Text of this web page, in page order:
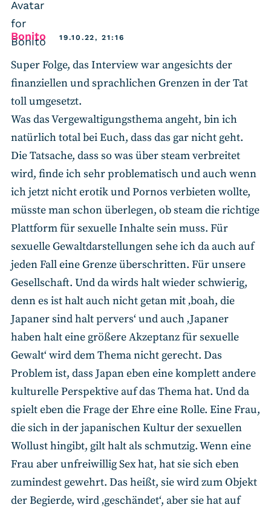
Bonito says:19.10.22, 21:16
Super Folge, das Interview war angesichts der
finanziellen und sprachlichen Grenzen in der Tat
toll umgesetzt.
Was das Vergewaltigungsthema angeht, bin ich
natürlich total bei Euch, dass das gar nicht geht.
Die Tatsache, dass so was über steam verbreitet
wird, finde ich sehr problematisch und auch wenn
ich jetzt nicht erotik und Pornos verbieten wollte,
müsste man schon überlegen, ob steam die richtige
Plattform für sexuelle Inhalte sein muss. Für
sexuelle Gewaltdarstellungen sehe ich da auch auf
jeden Fall eine Grenze überschritten. Für unsere
Gesellschaft. Und da wirds halt wieder schwierig,
denn es ist halt auch nicht getan mit ‚boah, die
Japaner sind halt pervers‘ und auch ‚Japaner
haben halt eine größere Akzeptanz für sexuelle
Gewalt‘ wird dem Thema nicht gerecht. Das
Problem ist, dass Japan eben eine komplett andere
kulturelle Perspektive auf das Thema hat. Und da
spielt eben die Frage der Ehre eine Rolle. Eine Frau,
die sich in der japanischen Kultur der sexuellen
Wollust hingibt, gilt halt als schmutzig. Wenn eine
Frau aber unfreiwillig Sex hat, hat sie sich eben
zumindest gewehrt. Das heißt, sie wird zum Objekt
der Begierde, wird ‚geschändet‘, aber sie hat auf